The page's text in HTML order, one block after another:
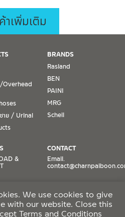
เพิ่มเติม
Overhead
าย / Urinal
BRANDS
Rasland
BEN
PAINI
MRG
Schell
&
CONTACT
Email.
TikTok
Facebook
We use cookies to give
with our website. Close this
Terms and Conditions